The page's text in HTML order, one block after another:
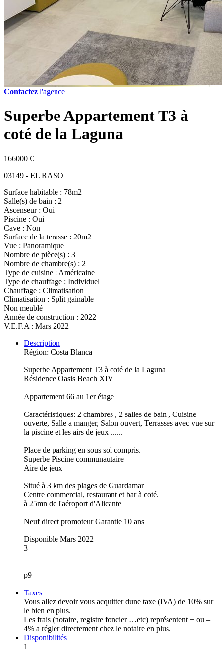
Contactez l'agence
Superbe Appartement T3 à
coté de la Laguna
166000 €
03149 - EL RASO
Surface habitable : 78m2
Salle(s) de bain : 2
Ascenseur : Oui
Piscine : Oui
Cave : Non
Surface de la terasse : 20m2
Vue : Panoramique
Nombre de pièce(s) : 3
Nombre de chambre(s) : 2
Type de cuisine : Américaine
Type de chauffage : Individuel
Chauffage : Climatisation
Climatisation : Split gainable
Non meublé
Année de construction : 2022
V.E.F.A : Mars 2022
Description
Région: Costa Blanca
Superbe Appartement T3 à coté de la Laguna
Résidence Oasis Beach XIV
Appartement 66 au 1er étage
Caractéristiques: 2 chambres , 2 salles de bain , Cuisine
ouverte, Salle a manger, Salon ouvert, Terrasses avec vue sur
la piscine et les airs de jeux ......
Place de parking en sous sol compris.
Superbe Piscine communautaire
Aire de jeux
Situé à 3 km des plages de Guardamar
Centre commercial, restaurant et bar à coté.
à 25mn de l'aéroport d'Alicante
Neuf direct promoteur Garantie 10 ans
Disponible Mars 2022
3
p9
Taxes
Vous allez devoir vous acquitter dune taxe (IVA) de 10% sur
le bien en plus.
Les frais (notaire, registre foncier …etc) représentent + ou –
4% a régler directement chez le notaire en plus.
Disponibilités
1